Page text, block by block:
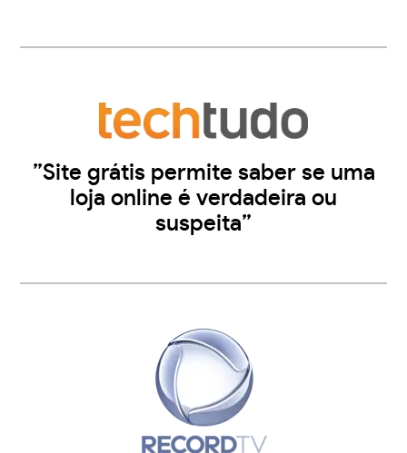
”Site grátis permite saber se uma
loja online é verdadeira ou
suspeita”